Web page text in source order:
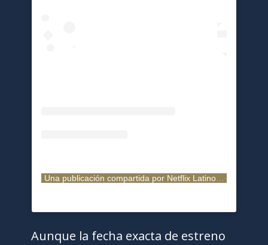
Una publicación compartida por Netflix Latinoamérica (@netflixlat)
Aunque la fecha exacta de estreno